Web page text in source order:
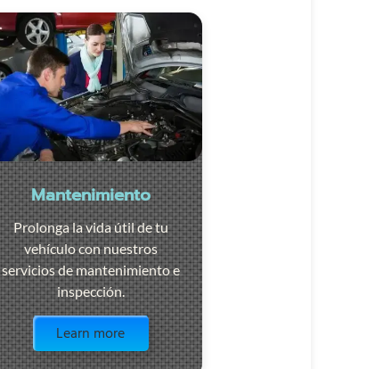
Mantenimiento
Prolonga la vida útil de tu
vehículo con nuestros
servicios de mantenimiento e
inspección.
Learn more